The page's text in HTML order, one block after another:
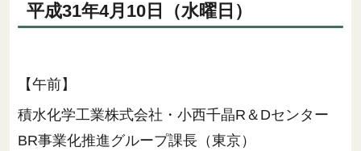
平成31年4月10日（水曜日）
【午前】
積水化学工業株式会社・小西千晶R＆Dセンター
BR事業化推進グループ課長（東京）